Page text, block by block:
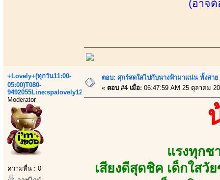
(อาจต้
+Lovely+(ทุกวัน11:00-
05:00)T080-
9492055Line:spalovely123
Moderator
ความหื่น : 0
ตอบ: ศุกร์สดใสไปกับนางฟ้ามาแน่น ทั้งสา
« ตอบ #4 เมื่อ: 06:47:59 AM 25 ตุลาคม
แรงทุกช
เสียงดีสุดชิค เด็กใสวั